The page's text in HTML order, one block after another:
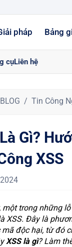
pháp Bảng
cụLiên hệ
BLOG Tin Công
Gì?
XSS
một trong những
XSS. Đây là
mã độc hại, từ đó
XSS là gì? Làm